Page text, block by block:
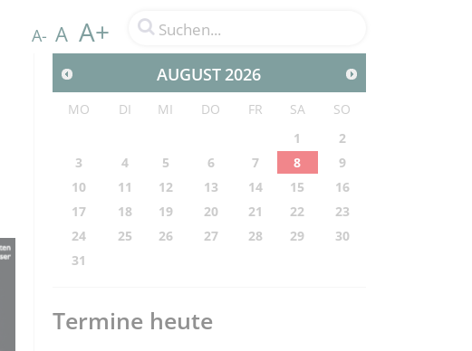
A- A A+
AUGUST2026
MO DI MI DO FR SA
SO
1
2
3
4 5 6 7 8
9
10
11 12 13 14 15
16
17
18 19 20 21 22
23
24
25 26 27 28 29
30
31
Termine heute